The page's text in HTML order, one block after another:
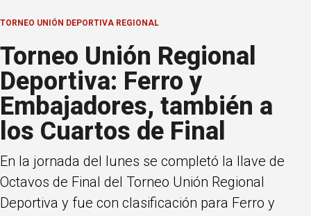
TORNEO UNIÓN DEPORTIVA REGIONAL
Torneo Unión Regional
Deportiva: Ferro y
Embajadores, también a
los Cuartos de Final
En la jornada del lunes se completó la llave de
Octavos de Final del Torneo Unión Regional
Deportiva y fue con clasificación para Ferro y